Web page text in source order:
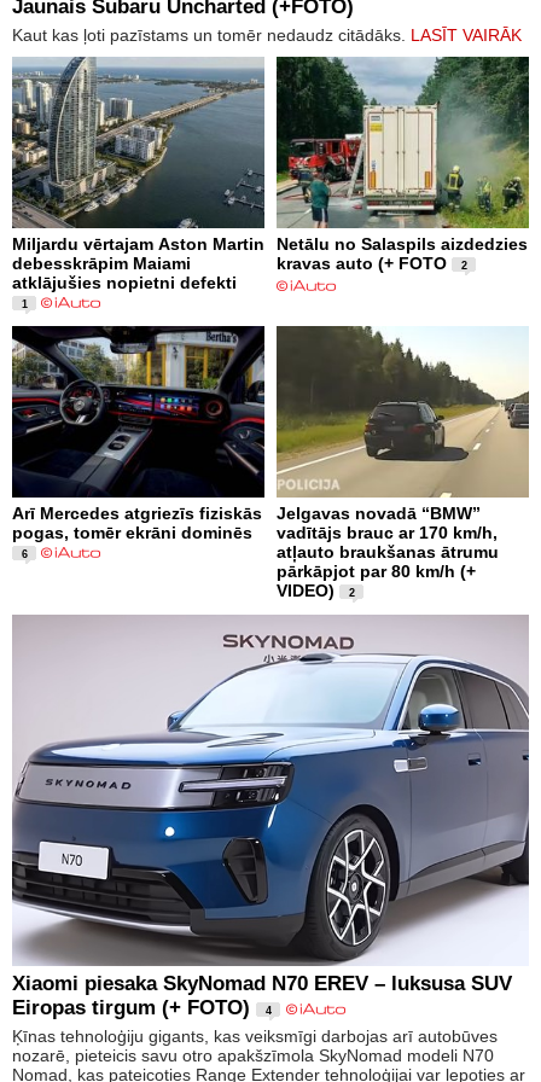
Jaunais Subaru Uncharted (+FOTO)
Kaut kas ļoti pazīstams un tomēr nedaudz citādāks. LASĪT VAIRĀK
Miljardu vērtajam Aston Martin
debesskrāpim Maiami
atklājušies nopietni defekti
1
Netālu no Salaspils aizdedzies
kravas auto (+ FOTO
2
Arī Mercedes atgriezīs fiziskās
pogas, tomēr ekrāni dominēs
6
Jelgavas novadā “BMW”
vadītājs brauc ar 170 km/h,
atļauto braukšanas ātrumu
pārkāpjot par 80 km/h (+
VIDEO)
2
Xiaomi piesaka SkyNomad N70 EREV – luksusa SUV
Eiropas tirgum (+ FOTO)
4
Ķīnas tehnoloģiju gigants, kas veiksmīgi darbojas arī autobūves
nozarē, pieteicis savu otro apakšzīmola SkyNomad modeli N70
Nomad, kas pateicoties Range Extender tehnoloģijai var lepoties ar